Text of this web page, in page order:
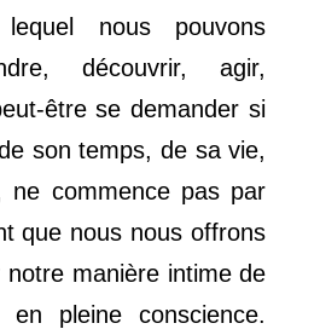
nous pouvons
découvrir, agir,
être se demander si
son temps, de sa vie,
ne commence pas par
que nous nous offrons
notre manière intime de
pleine conscience.